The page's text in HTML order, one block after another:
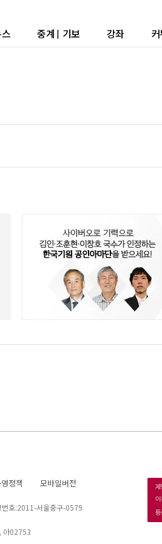
중계 | 기보 강좌
정책 모바일버전
번호:2011-서울중구-0579
아02753